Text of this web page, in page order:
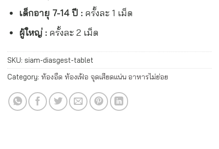
เด็กอายุ 7-14 ปี :ครั้งละ 1 เม็ด
ผู้ใหญ่ :ครั้งละ 2 เม็ด
SKU: siam-diasgest-tablet
Category: ท้องอืด ท้องเฟ้อ จุดเสียดแน่น อาหารไม่ย่อย